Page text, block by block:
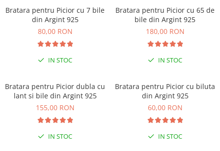
LA COMENZI DE MINIM 99 RON
Bratara pentru Picior cu 7 bile
din Argint 925
80,00 RON
IN STOC
Bratara pentru Picior cu 65 de
bile din Argint 925
180,00 RON
IN STOC
Bratara pentru Picior dubla cu
lant si bile din Argint 925
155,00 RON
IN STOC
Bratara pentru Picior cu biluta
din Argint 925
60,00 RON
IN STOC